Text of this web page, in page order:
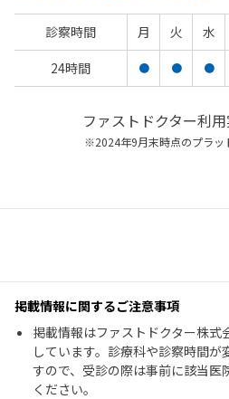
診察時間 月 火 水
24時間
● ● ●
ファストドクター利
※2024年9月末時点のプラッ
掲載情報に関するご注意事項
掲載情報はファストドクター株式
しています。診療科や診察時間
すので、受診の際は事前に該当
ください。